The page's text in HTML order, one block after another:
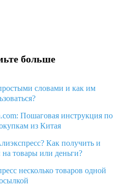
больше
словами и как им
Пошаговая инструкция по
из Китая
Как получить и
товары или деньги?
несколько товаров одной